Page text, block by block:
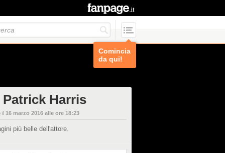
Comincia
da qui!
Patrick Harris
il 16 marzo 2016 alle ore 18:23
più belle dell'attore.